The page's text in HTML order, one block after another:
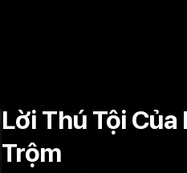
Lời Thú Tội
Trộm